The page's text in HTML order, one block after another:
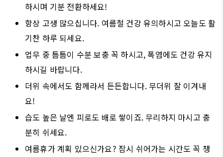
하시며 기분 전환하세요!
항상 고생 많으십니다. 여름철 건강 유의하시고 오늘도 활
기찬 하루 되세요.
업무 중 틈틈이 수분 보충 꼭 하시고, 폭염에도 건강 유지
하시길 바랍니다.
더위 속에서도 함께라서 든든합니다. 무더위 잘 이겨내
요!
습도 높은 날엔 피로도 배로 쌓이죠. 무리하지 마시고 충
분히 쉬세요.
여름휴가 계획 있으신가요? 잠시 쉬어가는 시간도 꼭 챙